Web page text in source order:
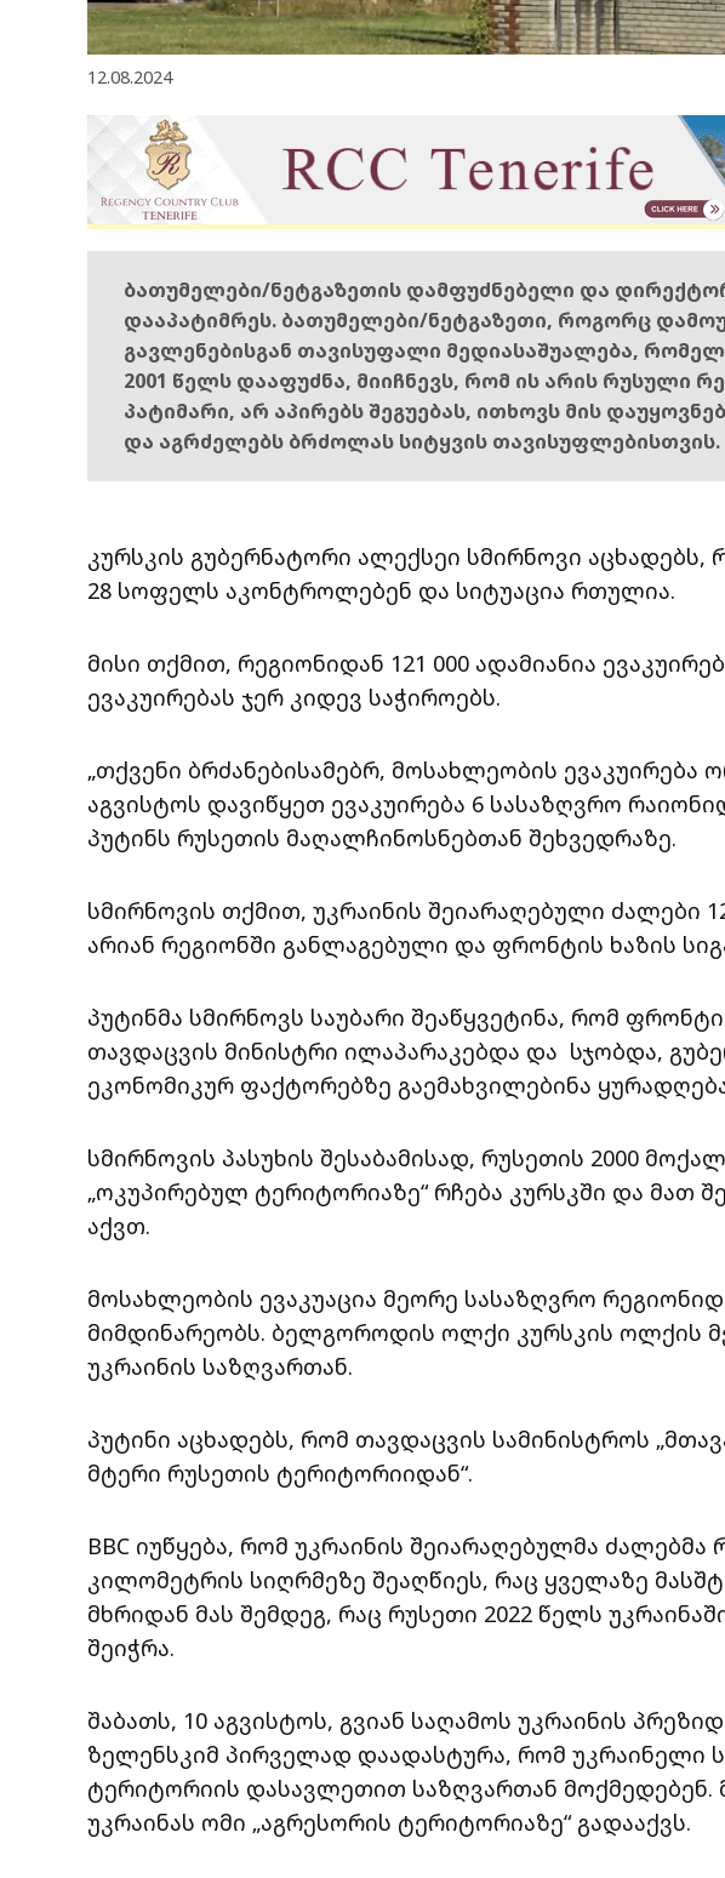
12.08.2024
ბათუმელები/ნეტგაზეთის დამფუძნებელი და
დააპატიმრეს. ბათუმელები/ნეტგაზეთი, როგორც
გავლენებისგან თავისუფალი მედიასაშუალება,
2001 წელს დააფუძნა, მიიჩნევს, რომ ის არის რუსული
პატიმარი, არ აპირებს შეგუებას, ითხოვს მის
და აგრძელებს ბრძოლას სიტყვის თავისუფლებისთვის.
კურსკის გუბერნატორი ალექსეი სმირნოვი აცხადებს,
28 სოფელს აკონტროლებენ და სიტუაცია რთულია.
მისი თქმით, რეგიონიდან 121 000 ადამიანია
ევაკუირებას ჯერ კიდევ საჭიროებს.
„თქვენი ბრძანებისამებრ, მოსახლეობის ევაკუირება
აგვისტოს დავიწყეთ ევაკუირება 6 სასაზღვრო
პუტინს რუსეთის მაღალჩინოსნებთან შეხვედრაზე.
სმირნოვის თქმით, უკრაინის შეიარაღებული ძალები
არიან რეგიონში განლაგებული და ფრონტის ხაზის
პუტინმა სმირნოვს საუბარი შეაწყვეტინა, რომ
თავდაცვის მინისტრი ილაპარაკებდა და სჯობდა,
ეკონომიკურ ფაქტორებზე გაემახვილებინა
სმირნოვის პასუხის შესაბამისად, რუსეთის 2000
„ოკუპირებულ ტერიტორიაზე“ რჩება კურსკში და მათ
აქვთ.
მოსახლეობის ევაკუაცია მეორე სასაზღვრო
მიმდინარეობს. ბელგოროდის ოლქი კურსკის ოლქის
უკრაინის საზღვართან.
პუტინი აცხადებს, რომ თავდაცვის სამინისტროს
მტერი რუსეთის ტერიტორიიდან“.
BBC იუწყება, რომ უკრაინის შეიარაღებულმა
კილომეტრის სიღრმეზე შეაღწიეს, რაც ყველაზე
მხრიდან მას შემდეგ, რაც რუსეთი 2022 წელს
შეიჭრა.
შაბათს, 10 აგვისტოს, გვიან საღამოს უკრაინის
ზელენსკიმ პირველად დაადასტურა, რომ უკრაინელი
ტერიტორიის დასავლეთით საზღვართან მოქმედებენ.
უკრაინას ომი „აგრესორის ტერიტორიაზე“ გადააქვს.